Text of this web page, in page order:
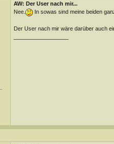
AW: Der User nach mir...
Nee.
In sowas sind meine beiden
Der User nach mir wäre darüber auch